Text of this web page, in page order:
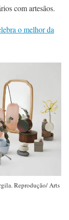
com artesãos.
o melhor da
Reprodução/ Arts